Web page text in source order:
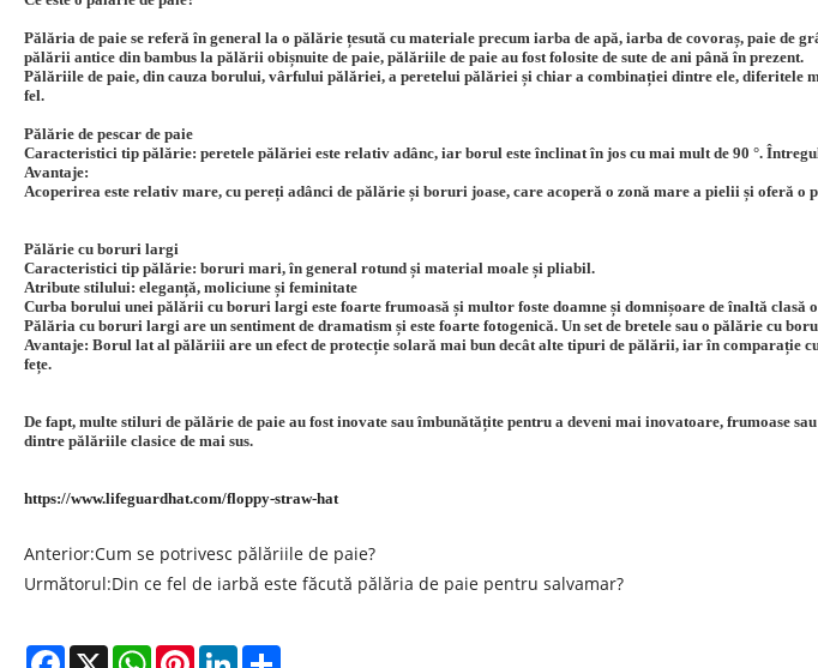
Pălăria de paie se referă în general la o pălărie țesută cu materiale precum iarba de apă, iarba de covoraș, paie de
pălării antice din bambus la pălării obișnuite de paie, pălăriile de paie au fost folosite de sute de ani până în prezent.
Pălăriile de paie, din cauza borului, vârfului pălăriei, a peretelui pălăriei și chiar a combinației dintre ele,
fel.
Pălărie de pescar de paie
Caracteristici tip pălărie: peretele pălăriei este relativ adânc, iar borul este înclinat în jos cu mai mult de 90 °.
Avantaje:
Acoperirea este relativ mare, cu pereți adânci de pălărie și boruri joase, care acoperă o zonă mare a pielii și oferă o
Pălărie cu boruri largi
Caracteristici tip pălărie: boruri mari, în general rotund și material moale și pliabil.
Atribute stilului: eleganță, moliciune și feminitate
Curba borului unei pălării cu boruri largi este foarte frumoasă și multor foste doamne și domnișoare de înaltă clasă
Pălăria cu boruri largi are un sentiment de dramatism și este foarte fotogenică. Un set de bretele sau o pălărie cu
Avantaje: Borul lat al pălăriii are un efect de protecție solară mai bun decât alte tipuri de pălării, iar în comparație
fețe.
De fapt, multe stiluri de pălărie de paie au fost inovate sau îmbunătățite pentru a deveni mai inovatoare,
dintre pălăriile clasice de mai sus.
https://www.lifeguardhat.com/floppy-straw-hat
Anterior:Cum se potrivesc pălăriile de paie?
Următorul:Din ce fel de iarbă este făcută pălăria de paie pentru salvamar?
Facebook
X WhatsAppPinterestLinkedIn